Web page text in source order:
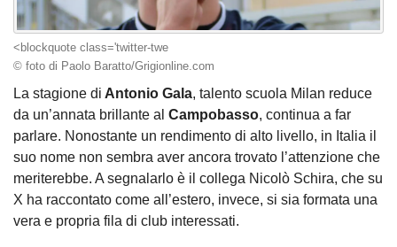
<blockquote class='twitter-twe
© foto di Paolo Baratto/Grigionline.com
La stagione di Antonio Gala, talento scuola Milan reduce
da un’annata brillante al Campobasso, continua a far
parlare. Nonostante un rendimento di alto livello, in Italia il
suo nome non sembra aver ancora trovato l’attenzione che
meriterebbe. A segnalarlo è il collega Nicolò Schira, che su
X ha raccontato come all’estero, invece, si sia formata una
vera e propria fila di club interessati.